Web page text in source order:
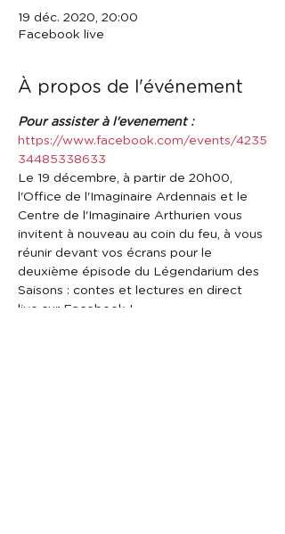
19 déc. 2020, 20:00
Facebook live
À propos de l'événement
Pour assister à l'evenement :
https://www.facebook.com/events/4235
34485338633
Le 19 décembre, à partir de 20h00,
l'Office de l'Imaginaire Ardennais et le
Centre de l'Imaginaire Arthurien vous
invitent à nouveau au coin du feu, à vous
réunir devant vos écrans pour le
deuxième épisode du Légendarium des
Saisons : contes et lectures en direct
live sur Facebook !